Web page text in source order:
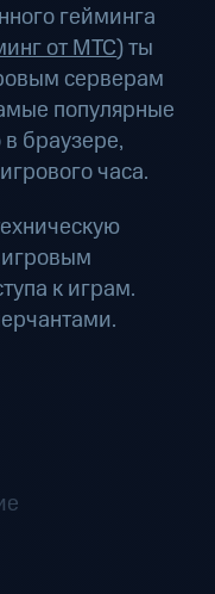
гейминга
от МТС) ты
серверам
популярные
браузере,
часа.
к играм.